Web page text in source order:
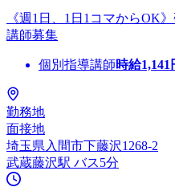
《週1日、1日1コマからOK
講師募集
個別指導講師時給1,141
勤務地
面接地
埼玉県入間市下藤沢1268-2
武蔵藤沢駅 バス5分